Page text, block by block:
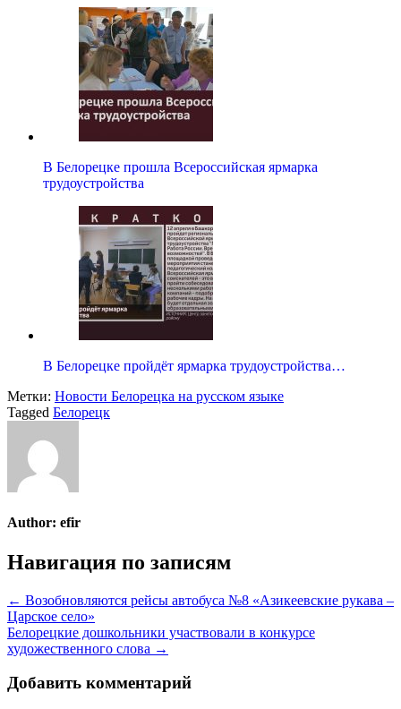
В Белорецке прошла Всероссийская ярмарка
трудоустройства
В Белорецке пройдёт ярмарка трудоустройства…
Метки: Новости Белорецка на русском языке
Tagged Белорецк
Author: efir
Навигация по записям
← Возобновляются рейсы автобуса №8 «Азикеевские рукава –
Царское село»
Белорецкие дошкольники участвовали в конкурсе
художественного слова →
Добавить комментарий